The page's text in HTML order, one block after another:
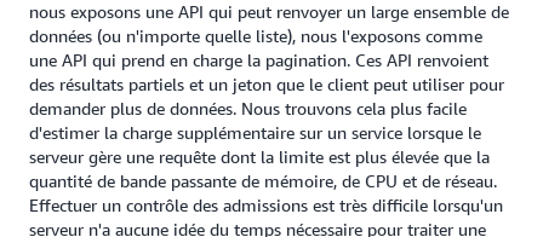
nous exposons une API qui peut renvoyer un large ensemble de
données (ou n'importe quelle liste), nous l'exposons comme
une API qui prend en charge la pagination. Ces API renvoient
des résultats partiels et un jeton que le client peut utiliser pour
demander plus de données. Nous trouvons cela plus facile
d'estimer la charge supplémentaire sur un service lorsque le
serveur gère une requête dont la limite est plus élevée que la
quantité de bande passante de mémoire, de CPU et de réseau.
Effectuer un contrôle des admissions est très difficile lorsqu'un
serveur n'a aucune idée du temps nécessaire pour traiter une